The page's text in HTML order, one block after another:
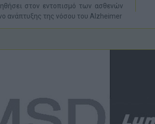
στον εντοπισμό των ασθενών
ανάπτυξης της νόσου του Alzheimer